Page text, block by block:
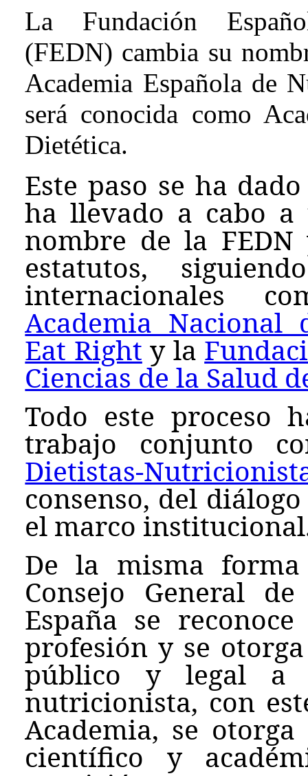
La Fundación
(FEDN) cambia su
Academia Española de
será conocida como
Dietética.
Este paso se ha
ha llevado a cabo
nombre de la
estatutos,
internacionales
Academia Nacional
Eat Right y la
Ciencias de la Salud
Todo este proceso
trabajo conjunto
Dietistas-
consenso, del
el marco
De la misma
Consejo General
España se
profesión y se
público y legal a
nutricionista, con
Academia, se
científico y